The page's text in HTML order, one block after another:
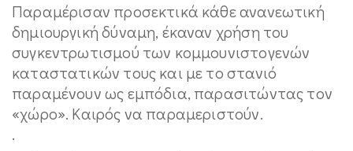
Παραμέρισαν προσεκτικά κάθε ανανεωτική
δημιουργική δύναμη, έκαναν χρήση του
συγκεντρωτισμού των κομμουνιστογενών
καταστατικών τους και με το στανιό
παραμένουν ως εμπόδια, παρασιτώντας τον
«χώρο». Καιρός να παραμεριστούν.
.